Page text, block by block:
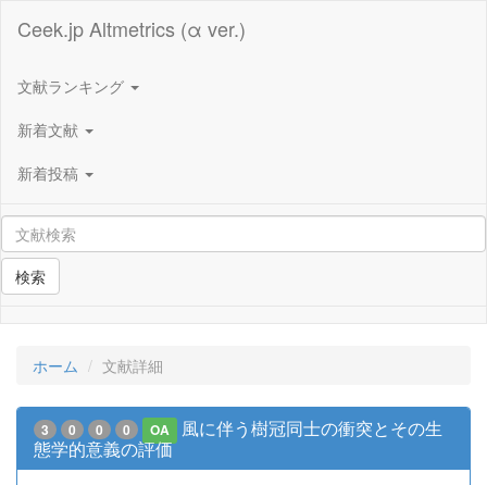
Ceek.jp Altmetrics (α ver.)
文献ランキング
新着文献
新着投稿
検索
ホーム 文献詳細
3 0 0 0 OA
風に伴う樹冠同士の衝突とその生
態学的意義の評価